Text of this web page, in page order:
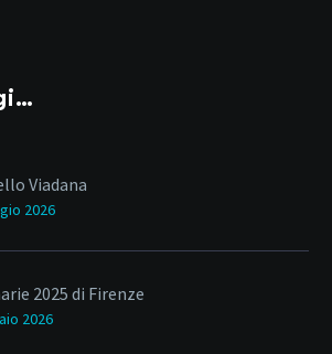
Viadana
2026
2025 di Firenze
2026